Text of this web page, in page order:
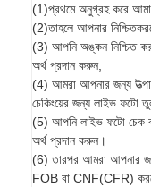
(1)প্রথমে অনুগ্রহ করে
(2)তাহলে আপনার
(3) আপনি অঙ্কন নিশ্চিত
অর্থ প্রদান করুন,
(4) আমরা আপনার জন্য
চেকিংয়ের জন্য লাইভ ফটো
(5) আপনি লাইভ ফটো চেক
অর্থ প্রদান করুন।
(6) তারপর আমরা আপনার
FOB বা CNF(CFR)